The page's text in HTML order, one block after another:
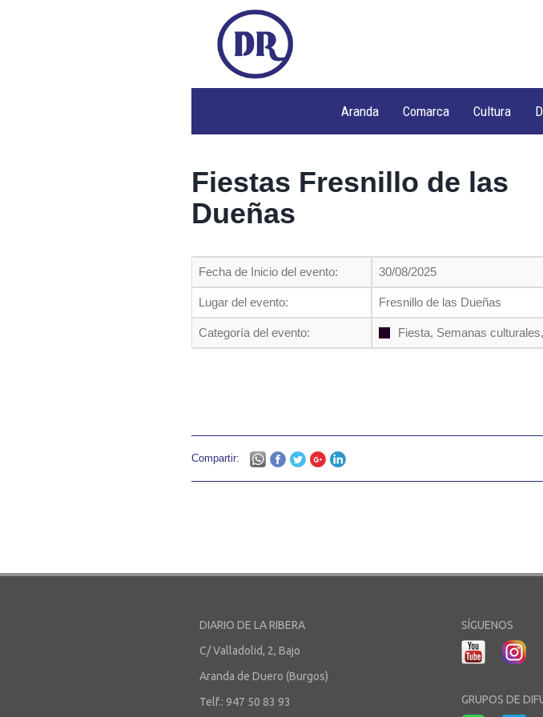
Aranda Comarca Cultura
Fiestas Fresnillo de las
Dueñas
Fecha de Inicio del evento: 30/08/2025
Lugar del evento: Fresnillo de las Dueñas
Categoría del evento: Fiesta, Semanas
Compartir:
DIARIO DE LA RIBERA
C/ Valladolid, 2, Bajo
Aranda de Duero (Burgos)
Telf.: 947 50 83 93
SÍGUENOS
GRUPOS DE